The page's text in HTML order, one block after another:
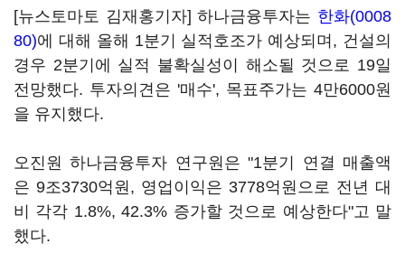
[뉴스토마토 김재홍기자] 하나금융투자는 한화(0008
80)에 대해 올해 1분기 실적호조가 예상되며, 건설의
경우 2분기에 실적 불확실성이 해소될 것으로 19일
전망했다. 투자의견은 '매수', 목표주가는 4만6000원
을 유지했다.
오진원 하나금융투자 연구원은 "1분기 연결 매출액
은 9조3730억원, 영업이익은 3778억원으로 전년 대
비 각각 1.8%, 42.3% 증가할 것으로 예상한다"고 말
했다.